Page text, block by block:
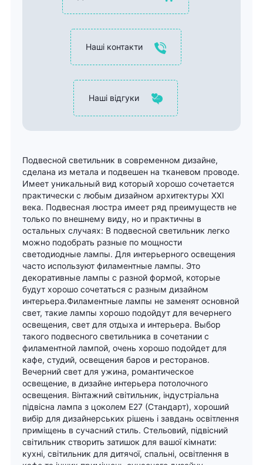
Наші контакти
Наші відгуки
Подвесной светильник в современном дизайне,
сделана из метала и подвешен на тканевом проводе.
Имеет уникальный вид который хорошо сочетается
практически с любым дизайном архитектуры XXI
века. Подвесная люстра имеет ряд преимуществ не
только по внешнему виду, но и практичны в
остальных случаях: В подвесной светильник легко
можно подобрать разные по мощности
светодиодные лампы. Для интерьерного освещения
часто используют филаментные лампы. Это
декоративные лампы с разной формой, которые
будут хорошо сочетаться с разным дизайном
интерьера.Филаментные лампы не заменят основной
свет, такие лампы хорошо подойдут для вечернего
освещения, свет для отдыха и интерьера. Выбор
такого подвесного светильника в сочетании с
филаментной лампой, очень хорошо подойдет для
кафе, студий, освещения баров и ресторанов.
Вечерний свет для ужина, романтическое
освещение, в дизайне интерьера потолочного
освещения. Вінтажний світильник, індустріальна
підвісна лампа з цоколем Е27 (Стандарт), хороший
вибір для дизайнерських рішень і завдань освітлення
приміщень в сучасний стиль. Стельовий, підвісний
світильник створить затишок для вашої кімнати:
кухні, світильник для дитячої, спальні, освітлення в